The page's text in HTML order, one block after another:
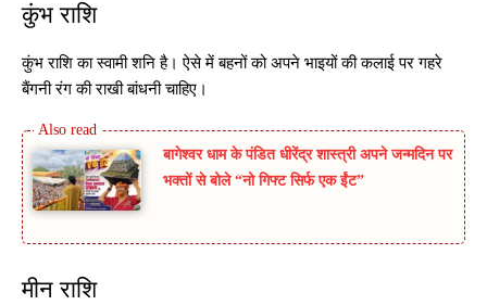
कुंभ राशि
कुंभ राशि का स्वामी शनि है। ऐसे में बहनों को अपने भाइयों की कलाई पर गहरे
बैंगनी रंग की राखी बांधनी चाहिए।
बागेश्वर धाम के पंडित धीरेंद्र शास्त्री अपने जन्मदिन पर
भक्तों से बोले “नो गिफ्ट सिर्फ एक ईंट”
मीन राशि